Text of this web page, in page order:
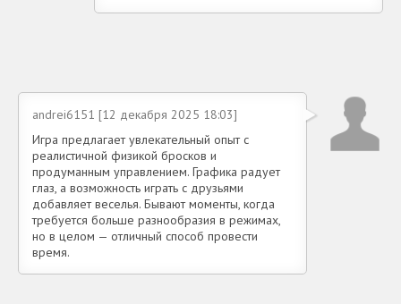
andrei6151 [12 декабря 2025 18:03]
Игра предлагает увлекательный опыт с
реалистичной физикой бросков и
продуманным управлением. Графика радует
глаз, а возможность играть с друзьями
добавляет веселья. Бывают моменты, когда
требуется больше разнообразия в режимах,
но в целом — отличный способ провести
время.